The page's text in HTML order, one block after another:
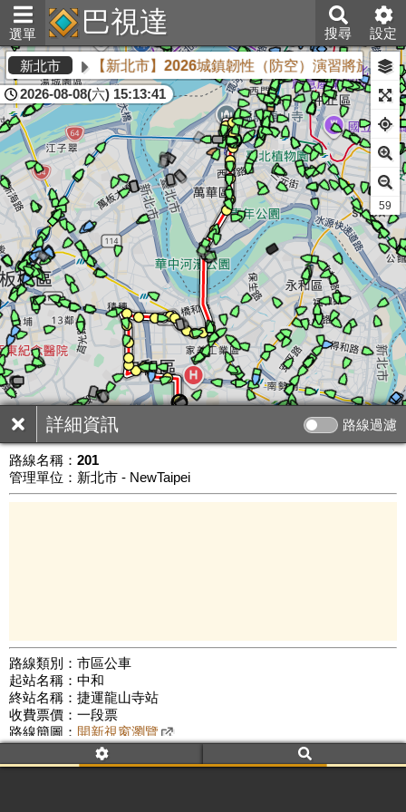
選單 巴視達 搜尋 設定
詳細資訊 路線過濾
路線名稱： 201
管理單位：新北市 - NewTaipei
路線類別：市區公車
起站名稱：中和
終站名稱：捷運龍山寺站
收費票價：一段票
路線簡圖： 開新視窗瀏覽
附屬名稱：201
新北市 【新北市】2026城鎮韌性（防空）演習將於8月
2026-08-08(六) 15:13:41
公車數量: 累計6494、上線5523
59